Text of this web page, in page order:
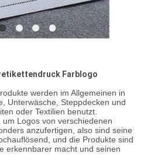
Farblogo
werden im Allgemeinen in
Unterwäsche, Steppdecken und
oder Textilien benutzt.
Logos von verschiedenen
anzufertigen, also sind seine
und die Produkte sind
erkennbarer macht und seinen